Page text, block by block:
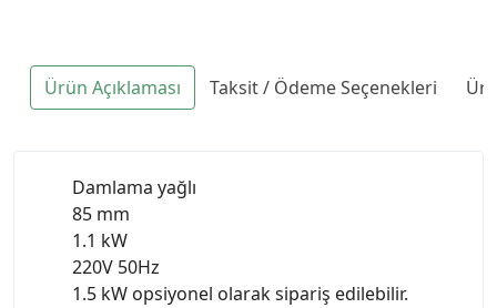
Ürün Açıklaması Taksit / Ödeme Seçenekleri
Damlama yağlı
85 mm
1.1 kW
220V 50Hz
1.5 kW opsiyonel olarak sipariş edilebilir.